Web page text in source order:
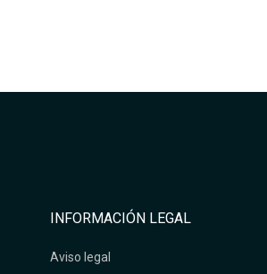
INFORMACIÓN LEGAL
Aviso legal